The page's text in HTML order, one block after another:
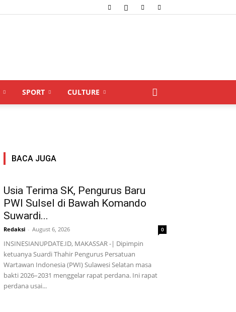
SPORT CULTURE
BACA JUGA
Usia Terima SK, Pengurus Baru
PWI Sulsel di Bawah Komando
Suwardi...
Redaksi - August 6, 2026 0
INSINESIANUPDATE.ID, MAKASSAR -| Dipimpin
ketuanya Suardi Thahir Pengurus Persatuan
Wartawan Indonesia (PWI) Sulawesi Selatan masa
bakti 2026–2031 menggelar rapat perdana. Ini rapat
perdana usai...